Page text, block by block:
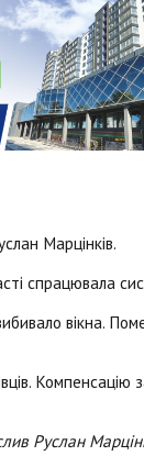
Марцінків.
спрацювала
вікна.
Компенсацію
Руслан